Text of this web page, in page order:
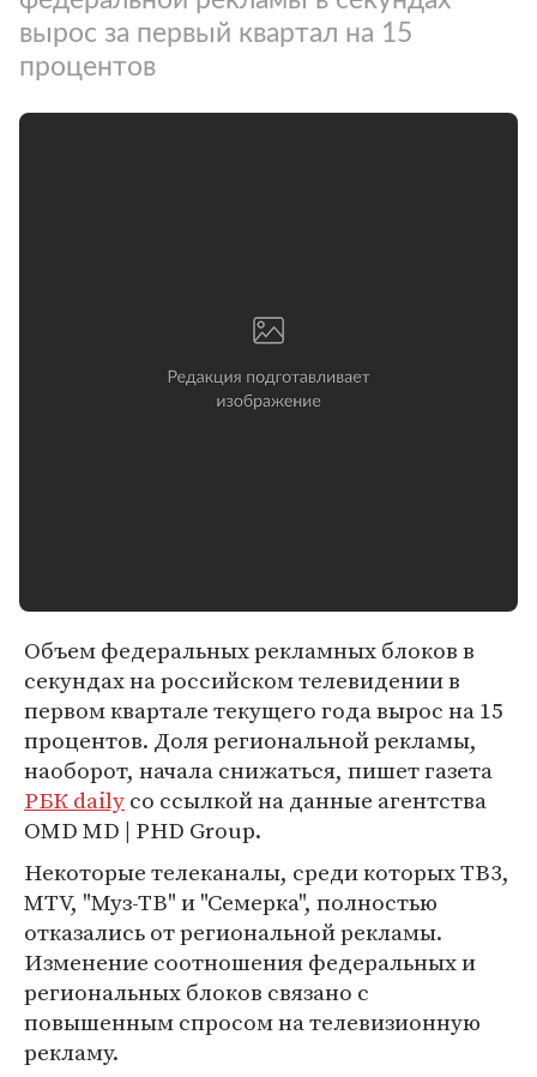
вырос за первый квартал на 15
процентов
Объем федеральных рекламных блоков в
секундах на российском телевидении в
первом квартале текущего года вырос на 15
процентов. Доля региональной рекламы,
наоборот, начала снижаться, пишет газета
РБК dailyсо ссылкой на данные агентства
OMD MD | PHD Group.
Некоторые телеканалы, среди которых ТВ3,
MTV, "Муз-ТВ" и "Семерка", полностью
отказались от региональной рекламы.
Изменение соотношения федеральных и
региональных блоков связано с
повышенным спросом на телевизионную
рекламу.